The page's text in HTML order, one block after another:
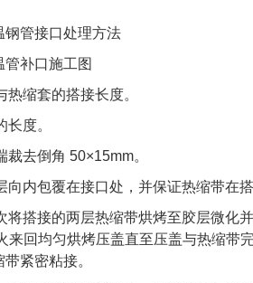
管接口处理方法
补口施工图
缩套的搭接长度。
度。
去倒角 50×15mm。
内包覆在接口处，并保证热缩带在
搭接的两层热缩带烘烤至胶层微化
来回均匀烘烤压盖直至压盖与热缩带
紧密粘接。